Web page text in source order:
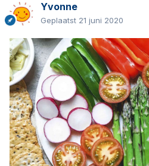
Yvonne
Geplaatst 21 juni 2020